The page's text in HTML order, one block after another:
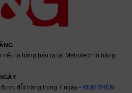
nếu là hàng bán ra tại Metrotech là hàng
đỗi hàng trong 7 ngày - XEM THÊM